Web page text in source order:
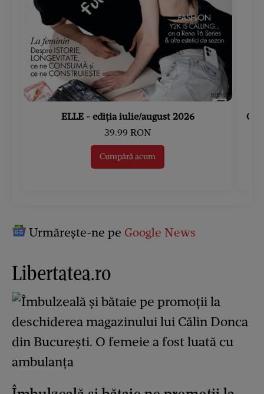
ELLE - ediția iulie/august 2026
39.99 RON
Cumpără acum
Urmărește-ne pe Google News
Libertatea.ro